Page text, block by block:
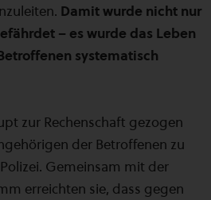
Damit wurde nicht nur
– es wurde das Leben
systematisch
zur Rechenschaft gezogen
der Betroffenen zu
Gemeinsam mit der
erreichten sie, dass gegen